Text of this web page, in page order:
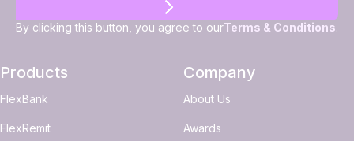
By clicking this button, you agree to ourTerms & Conditions.
Products
FlexBank
FlexRemit
Company
About Us
Awards